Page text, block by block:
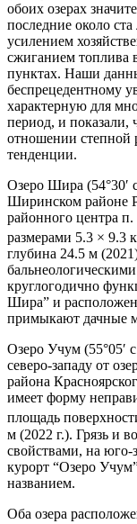
обоих озерах
последние около ста
усилением
сжиганием топлива
пунктах. Наши
беспрецедентному
характерную для
период, и показали,
отношении степной
тенденции.
Озеро Шира (54°30′
Ширинском районе
районного центра
размерами 5.3 × 9.3
глубина 24.5 м
круглогодично
Шира” и
примыкают дачные
Озеро Учум (55°05′
северо-западу от
района
имеет форму
площадь
м (2022 г.). Грязь и
свойствами, на юго-
курорт “Озеро
названием.
Оба озера